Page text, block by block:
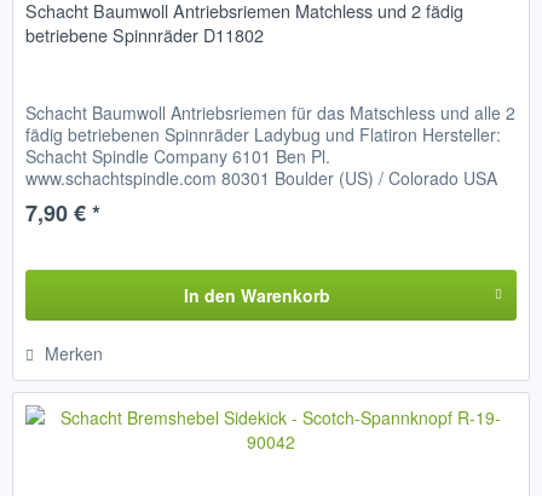
Schacht Baumwoll Antriebsriemen Matchless und 2 fädig
betriebene Spinnräder D11802
Schacht Baumwoll Antriebsriemen für das Matschless und alle 2
fädig betriebenen Spinnräder Ladybug und Flatiron Hersteller:
Schacht Spindle Company 6101 Ben Pl.
www.schachtspindle.com 80301 Boulder (US) / Colorado USA
email:...
7,90 € *
In den Warenkorb
Merken